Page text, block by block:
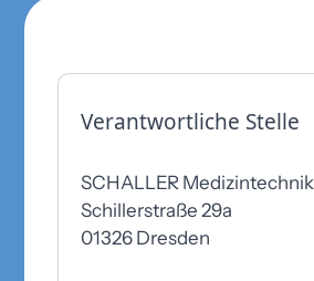
Verantwortliche Stelle
SCHALLER
Schillerstraße 29a
01326 Dresden